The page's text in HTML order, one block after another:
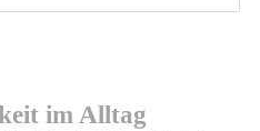
im Alltag